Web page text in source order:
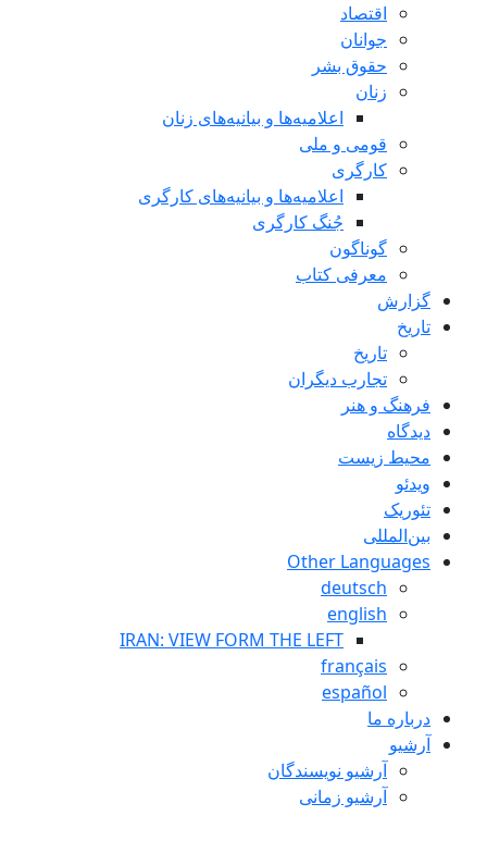
اقتصاد
جوانان
حقوق بشر
زنان
اعلامیه‌ها و بیانیه‌های زنان
قومی و ملی
کارگری
اعلامیه‌ها و بیانیه‌های کارگری
جُنگ کارگری
گوناگون
معرفی کتاب
گزارش
تاریخ
تاريخ
تجارب ديگران
فرهنگ و هنر
دیدگاه
محیط زیست
ویدئو
تئوریک
بین‌المللی
Other Languages
deutsch
english
IRAN: VIEW FORM THE LEFT
français
español
درباره ما
آرشیو
آرشیو نویسندگان
آرشیو زمانی